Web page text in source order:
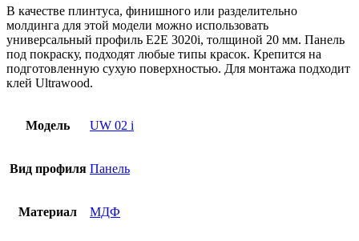
В качестве плинтуса, финишного или разделительно
молдинга для этой модели можно использовать
универсальный профиль E2E 3020i, толщиной 20 мм. Панель
под покраску, подходят любые типы красок. Крепится на
подготовленную сухую поверхностью. Для монтажа подходит
клей Ultrawood.
Модель UW 02 i
Вид профиля Панель
Материал МДФ